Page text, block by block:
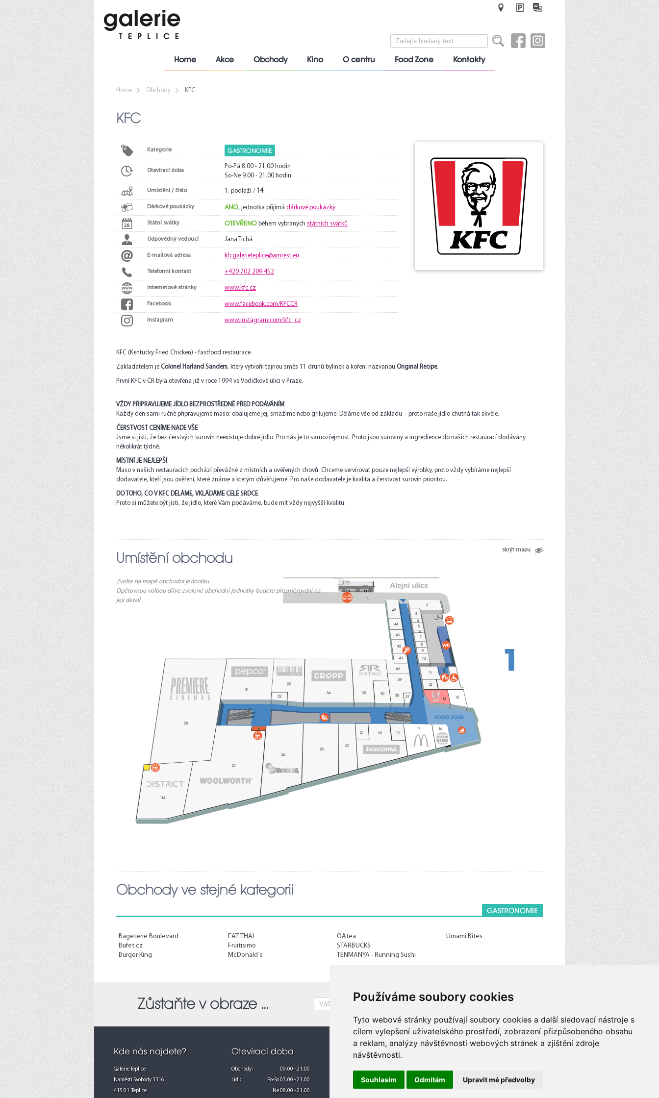
Používáme soubory cookies
Tyto webové stránky používají soubory cookies a další sledovací nástroje s
cílem vylepšení uživatelského prostředí, zobrazení přizpůsobeného obsahu
a reklam, analýzy návštěvnosti webových stránek a zjištění zdroje
návštěvnosti.
Souhlasím Odmítám Upravit mé předvolby
Home Akce Obchody Kino O centru Food Zone Kontakty
Home Obchody KFC
KFC
Kategorie GASTRONOMIE
Otevírací doba
Po-Pá 8.00 - 21.00 hodin
So-Ne 9.00 - 21.00 hodin
Umístění / číslo 1. podlaží / 14
Dárkové poukázky ANO, jednotka přijímá dárkové poukázky
Státní svátky OTEVŘENO během vybraných státních svátků
Odpovědný vedoucí Jana Tichá
E-mailová adresa kfcgalerieteplice@amrest.eu
Telefonní kontakt +420 702 209 452
Internetové stránky www.kfc.cz
Facebook www.facebook.com/KFCCR
Instagram www.instagram.com/kfc_cz
KFC (Kentucky Fried Chicken) - fastfood restaurace.
Zakladatelem je Colonel Harland Sanders, který vytvořil tajnou směs 11 druhů bylinek a koření nazvanou Original Recipe.
První KFC v ČR byla otevřena již v roce 1994 ve Vodičkově ulici v Praze.
VŽDY PŘIPRAVUJEME JÍDLO BEZPROSTŘEDNĚ PŘED PODÁVÁNÍM
Každý den sami ručně připravujeme maso: obalujeme jej, smažíme nebo grilujeme. Děláme vše od základu – proto naše jídlo chutná tak skvěle.
ČERSTVOST CENÍME NADE VŠE
Jsme si jisti, že bez čerstvých surovin neexistuje dobré jídlo. Pro nás je to samozřejmost. Proto jsou suroviny a ingredience do našich restaurací dodávány
několikrát týdně.
MÍSTNÍ JE NEJLEPŠÍ
Maso v našich restauracích pochází převážně z místních a ověřených chovů. Chceme servírovat pouze nejlepší výrobky, proto vždy vybíráme nejlepší
dodavatele, kteří jsou ověření, které známe a kterým důvěřujeme. Pro naše dodavatele je kvalita a čerstvost surovin prioritou.
DO TOHO, CO V KFC DĚLÁME, VKLÁDÁME CELÉ SRDCE
Proto si můžete být jisti, že jídlo, které Vám podáváme, bude mít vždy nejvyšší kvalitu.
skrýt mapu
Umístění obchodu
Zvolte na mapě obchodní jednotku.
Opětovnou volbou dříve zvolené obchodní jednotky budete přesměrováni na
její detail.
101
2
3
4
5
6
7
8
9
10
11
12
14 15
16
17
19
20
21
22
25
26
27
28
31
32
33
34 35 36
37
38
39
40
41
42
43
44
45
114
Obchody ve stejné kategorii
GASTRONOMIE
Bageterie Boulevard
Bufet.cz
Burger King
EAT THAI
Fruitisimo
McDonald´s
OAtea
STARBUCKS
TENMANYA - Running Sushi
Umami Bites
Zůstaňte v obraze ...
Kde nás najdete?
Galerie Teplice
Náměstí Svobody 3316
415 01 Teplice
Otevírací doba
Obchody:
09.00 - 21.00
Lidl:
Po-So 07.00 - 21.00
Ne 08.00 - 21.00
O centru
Parkování
Kontakty
info@galerieteplice.cz